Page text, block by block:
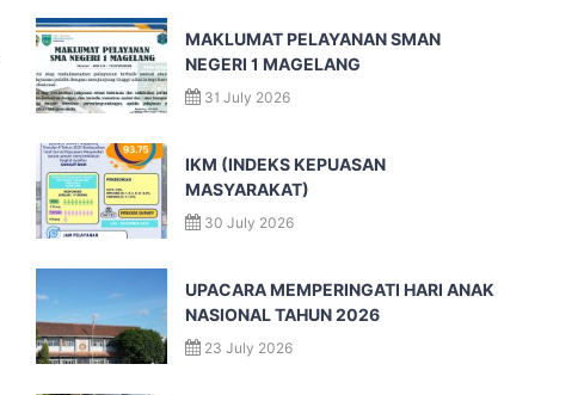
MAKLUMAT PELAYANAN SMAN
NEGERI 1 MAGELANG
31 July 2026
IKM (INDEKS KEPUASAN
MASYARAKAT)
30 July 2026
UPACARA MEMPERINGATI HARI ANAK
NASIONAL TAHUN 2026
23 July 2026